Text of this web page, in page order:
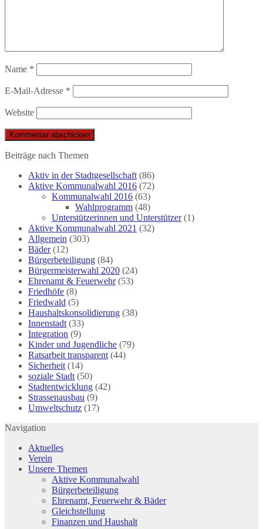
Name *
E-Mail-Adresse *
Website
Beiträge nach Themen
Aktiv in der Stadtgesellschaft (86)
Aktive Kommunalwahl 2016 (72)
Kommunalwahl 2016 (63)
Wahlprogramm (48)
Unterstützerinnen und Unterstützer(1)
Aktive Kommunalwahl 2021 (32)
Allgemein (303)
Bäder(12)
Bürgerbeteiligung (84)
Bürgermeisterwahl 2020 (24)
Ehrenamt & Feuerwehr(53)
Friedhöfe (8)
Friedwald (5)
Haushaltskonsolidierung (38)
Innenstadt (33)
Integration (9)
Kinder und Jugendliche (79)
Ratsarbeit transparent (44)
Sicherheit (14)
soziale Stadt (50)
Stadtentwicklung (42)
Strassenausbau (9)
Umweltschutz (17)
Navigation
Aktuelles
Verein
Unsere Themen
Aktive Kommunalwahl
Bürgerbeteiligung
Ehrenamt, Feuerwehr & Bäder
Gleichstellung
Finanzen und Haushalt